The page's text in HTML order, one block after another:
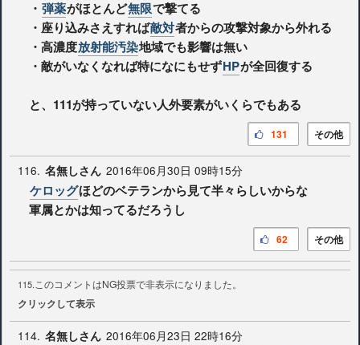
・ 弾薬がほとんど無限で撃てる
・座り込みさえすれば敵対者からの攻撃対象から外れる
・高濃度放射能汚染地域でも影響は無い
・敵がいなくなれば特になにもせずHPが全回復する
と、111が持っていない人外要素がいくらでもある
その他
131
116. 名無しさん 2016年06月30日 09時15分
ケロッグほどのベテランから見て半々らしいからな
軍属とかは知ってるだろうし
その他
62
115. このコメントはNG投票で非表示になりました。
クリックして表示
114. 名無しさん 2016年06月23日 22時16分